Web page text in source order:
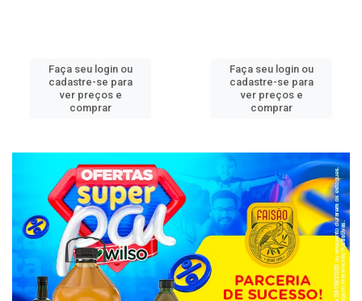
Faça seu login ou
cadastre-se para
ver preços e
comprar
Faça seu login ou
cadastre-se para
ver preços e
comprar